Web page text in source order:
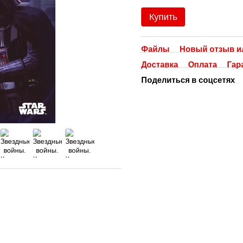
Купить
Файлы
Новый отзыв
Доставка
Оплата
Поделиться в соцсетях